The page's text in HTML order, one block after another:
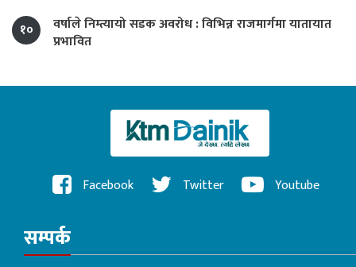
१०
वर्षाले निम्त्यायो सडक अवरोध : विभिन्न राजमार्गमा यातायात
प्रभावित
Facebook Twitter Youtube
सम्पर्क